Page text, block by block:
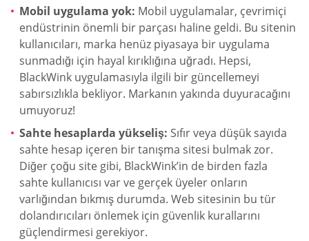
Mobil uygulama yok: Mobil uygulamalar, çevrimiçi
endüstrinin önemli bir parçası haline geldi. Bu sitenin
kullanıcıları, marka henüz piyasaya bir uygulama
sunmadığı için hayal kırıklığına uğradı. Hepsi,
BlackWink uygulamasıyla ilgili bir güncellemeyi
sabırsızlıkla bekliyor. Markanın yakında duyuracağını
umuyoruz!
Sahte hesaplarda yükseliş: Sıfır veya düşük sayıda
sahte hesap içeren bir tanışma sitesi bulmak zor.
Diğer çoğu site gibi, BlackWink’in de birden fazla
sahte kullanıcısı var ve gerçek üyeler onların
varlığından bıkmış durumda. Web sitesinin bu tür
dolandırıcıları önlemek için güvenlik kurallarını
güçlendirmesi gerekiyor.